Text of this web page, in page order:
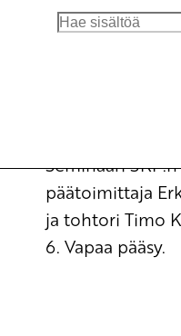
Search
Seminaari
päätoimittaja
ja tohtori Timo
6. Vapaa pääsy.